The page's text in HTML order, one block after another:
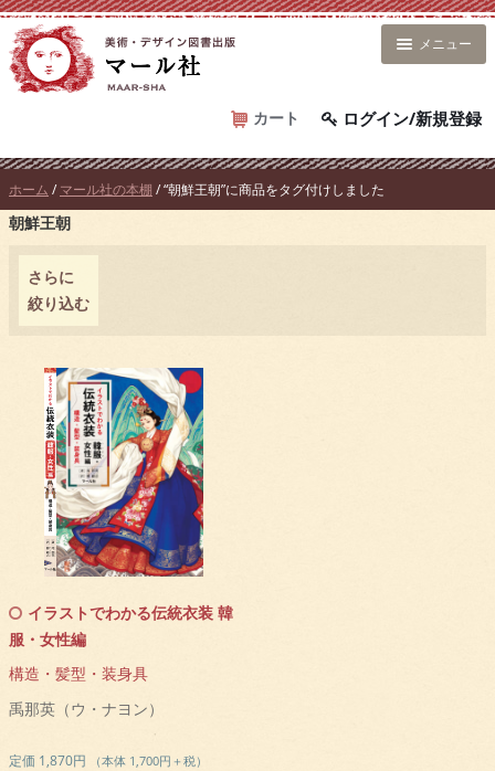
コ
ン
テ
ス
キ
ッ
カート ログイン/新規登録
メニュー
ホーム / マール社の本棚 / “朝鮮王朝”に商品をタグ付けしました
朝鮮王朝
さらに
絞り込む
イラストでわかる伝統衣装 韓
服・女性編
構造・髪型・装身具
禹那英（ウ・ナヨン）
定価 1,870円 （本体 1,700円＋税）